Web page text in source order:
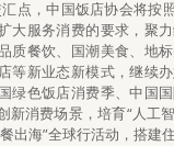
点，中国饭店协会将按
大服务消费的要求，聚
质餐饮、国潮美食、地标
等新业态新模式，继续
绿色饭店消费季、中国
新消费场景，培育“人工
出海”全球行活动，搭建